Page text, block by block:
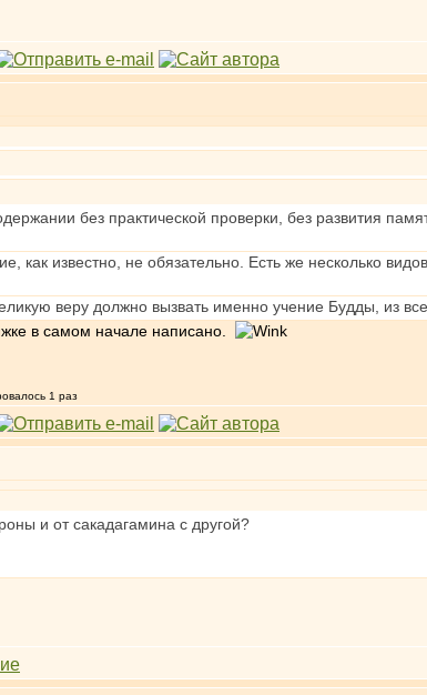
без практической проверки, без развития
как известно, не обязательно. Есть же несколько
веру должно вызвать именно учение Будды, из
в самом начале написано.
1 раз
и от сакадагамина с другой?